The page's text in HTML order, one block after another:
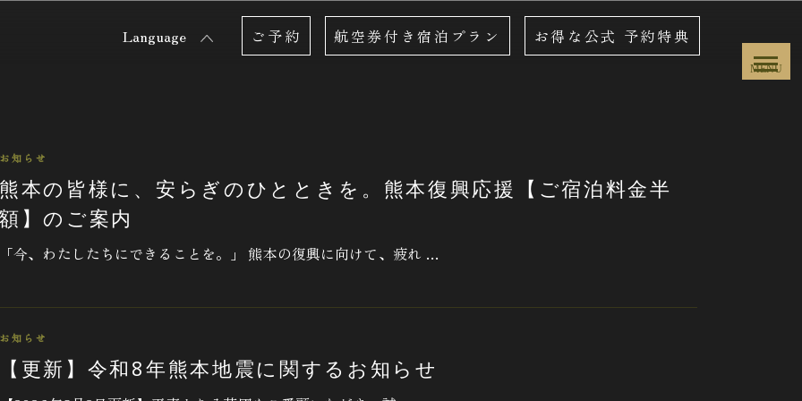
Language ご予約 航空券付き宿泊プラン お得な公式 予約特典
MENU
お知らせ
熊本の皆様に、安らぎのひとときを。熊本復興応援【ご宿泊料金半
額】のご案内
「今、わたしたちにできることを。」 熊本の復興に向けて、疲れ …
お知らせ
【更新】令和8年熊本地震に関するお知らせ